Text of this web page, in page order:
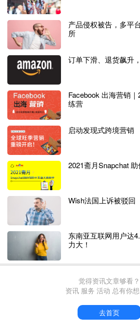
与往年一样，波兰人早在九月和十
诞树。今年截止
10月中旬，平台就
树。在Allegro平台，消费者经常购
米左右 。
除了装饰品以外，圣诞节选购礼物
趣小物件、床上用品、化妆品、香
饰、收藏品和电子产品都是波兰人
产品侵权被告，多平
所
订单下滑、退货飙升
Facebook 出海营销
练营
启动发现式跨境营销
2021斋月Snapchat
Wish法国上诉被驳回
东南亚互联网用户达
力大！
觉得资讯文章够看？
资讯 服务 活动 总有你
去首页